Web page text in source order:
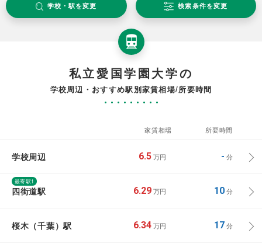
学校・駅を変更 検索条件を変更
私立愛国学園大学の
学校周辺・おすすめ駅別家賃相場/所要時間
家賃相場 所要時間
学校周辺 6.5 万円 - 分
最寄駅1
四街道駅 6.29 万円 10分
桜木（千葉）駅 6.34 万円 17分